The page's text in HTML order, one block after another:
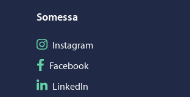
Somessa
Seuraa Instagram
Instagram
Seuraa Facebook
Facebook
Seuraa LinkedIn
LinkedIn